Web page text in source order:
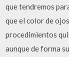
que tendremos
que el color de
procedimientos
aunque de forma